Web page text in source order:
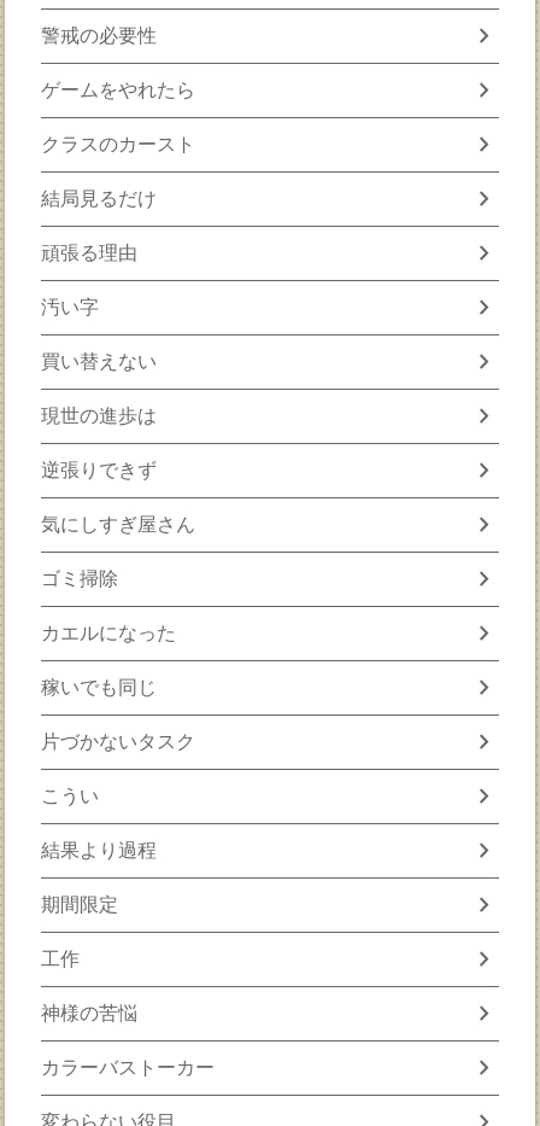
警戒の必要性 chevron_right
ゲームをやれたら chevron_right
クラスのカースト chevron_right
結局見るだけ chevron_right
頑張る理由 chevron_right
汚い字 chevron_right
買い替えない chevron_right
現世の進歩は chevron_right
逆張りできず chevron_right
気にしすぎ屋さん chevron_right
ゴミ掃除 chevron_right
カエルになった chevron_right
稼いでも同じ chevron_right
片づかないタスク chevron_right
こうい chevron_right
結果より過程 chevron_right
期間限定 chevron_right
工作 chevron_right
神様の苦悩 chevron_right
カラーバストーカー chevron_right
変わらない役目